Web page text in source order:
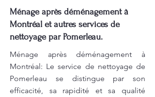
Ménage après déménagement à
Montréal et autres services de
nettoyage par Pomerleau.
Ménage après déménagement à
Montréal: Le service de nettoyage de
Pomerleau se distingue par son
efficacité, sa rapidité et sa qualité